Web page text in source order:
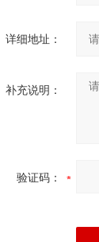
详细地址：
补充说明：
验证码：